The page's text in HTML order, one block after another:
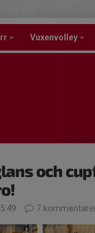
Vuxenvolley
och
7